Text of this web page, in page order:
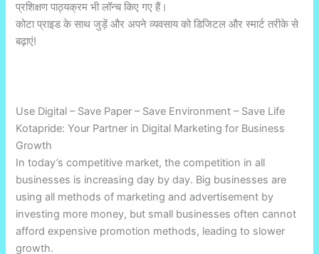
प्रशिक्षण पाठ्यक्रम भी लॉन्च किए गए हैं।
कोटा प्राइड के साथ जुड़ें और अपने व्यवसाय को डिजिटल और स्मार्ट तरीके से
बढ़ाएं!
Use Digital – Save Paper – Save Environment – Save Life
Kotapride: Your Partner in Digital Marketing for Business
Growth
In today’s competitive market, the competition in all
businesses is increasing day by day. Big businesses are
using all methods of marketing and advertisement by
investing more money, but small businesses often cannot
afford expensive promotion methods, leading to slower
growth.